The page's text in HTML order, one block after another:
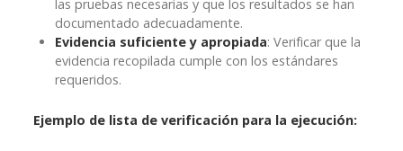
las pruebas necesarias y que los resultados se han
documentado adecuadamente.
Evidencia suficiente y apropiada: Verificar que la
evidencia recopilada cumple con los estándares
requeridos.
Ejemplo de lista de verificación para la ejecución: